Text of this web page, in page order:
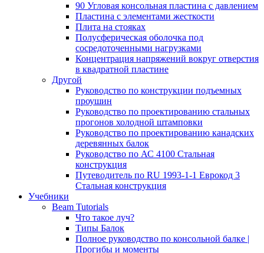
90 Угловая консольная пластина с давлением
Пластина с элементами жесткости
Плита на стояках
Полусферическая оболочка под
сосредоточенными нагрузками
Концентрация напряжений вокруг отверстия
в квадратной пластине
Другой
Руководство по конструкции подъемных
проушин
Руководство по проектированию стальных
прогонов холодной штамповки
Руководство по проектированию канадских
деревянных балок
Руководство по АС 4100 Стальная
конструкция
Путеводитель по RU 1993-1-1 Еврокод 3
Стальная конструкция
Учебники
Beam Tutorials
Что такое луч?
Типы Балок
Полное руководство по консольной балке |
Прогибы и моменты